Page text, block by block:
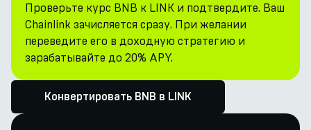
Проверьте курс BNB к LINK и подтвердите. Ваш
Chainlink зачисляется сразу. При желании
переведите его в доходную стратегию и
зарабатывайте до 20% APY.
Конвертировать BNB в LINK